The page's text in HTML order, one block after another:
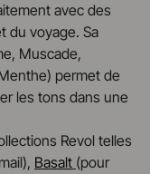
avec des
du voyage. Sa
Muscade,
permet de
les tons dans une
Revol telles
Basalt (pour